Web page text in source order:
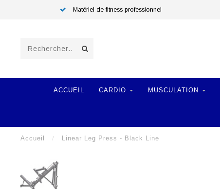
Matériel de fitness professionnel
ACCUEIL CARDIO MUSCULATION
Accueil / Linear Leg Press - Black Line